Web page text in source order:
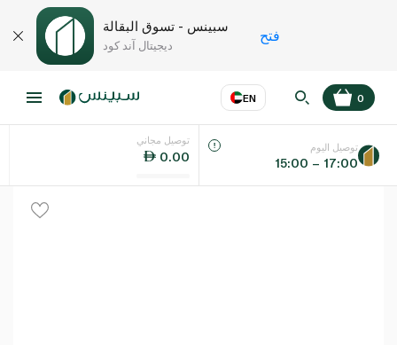
سبينس - تسوق البقالة
ديجيتال آند كود
فتح
EN
اللغة عر
0
توصيل مجاني
0.00
توصيل اليوم
15:00 – 17:00